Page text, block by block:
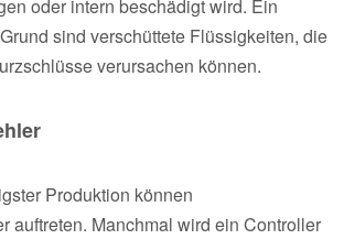
oder intern beschädigt wird. Ein
sind verschüttete Flüssigkeiten, die
verursachen können.
Produktion können
auftreten. Manchmal wird ein Controller